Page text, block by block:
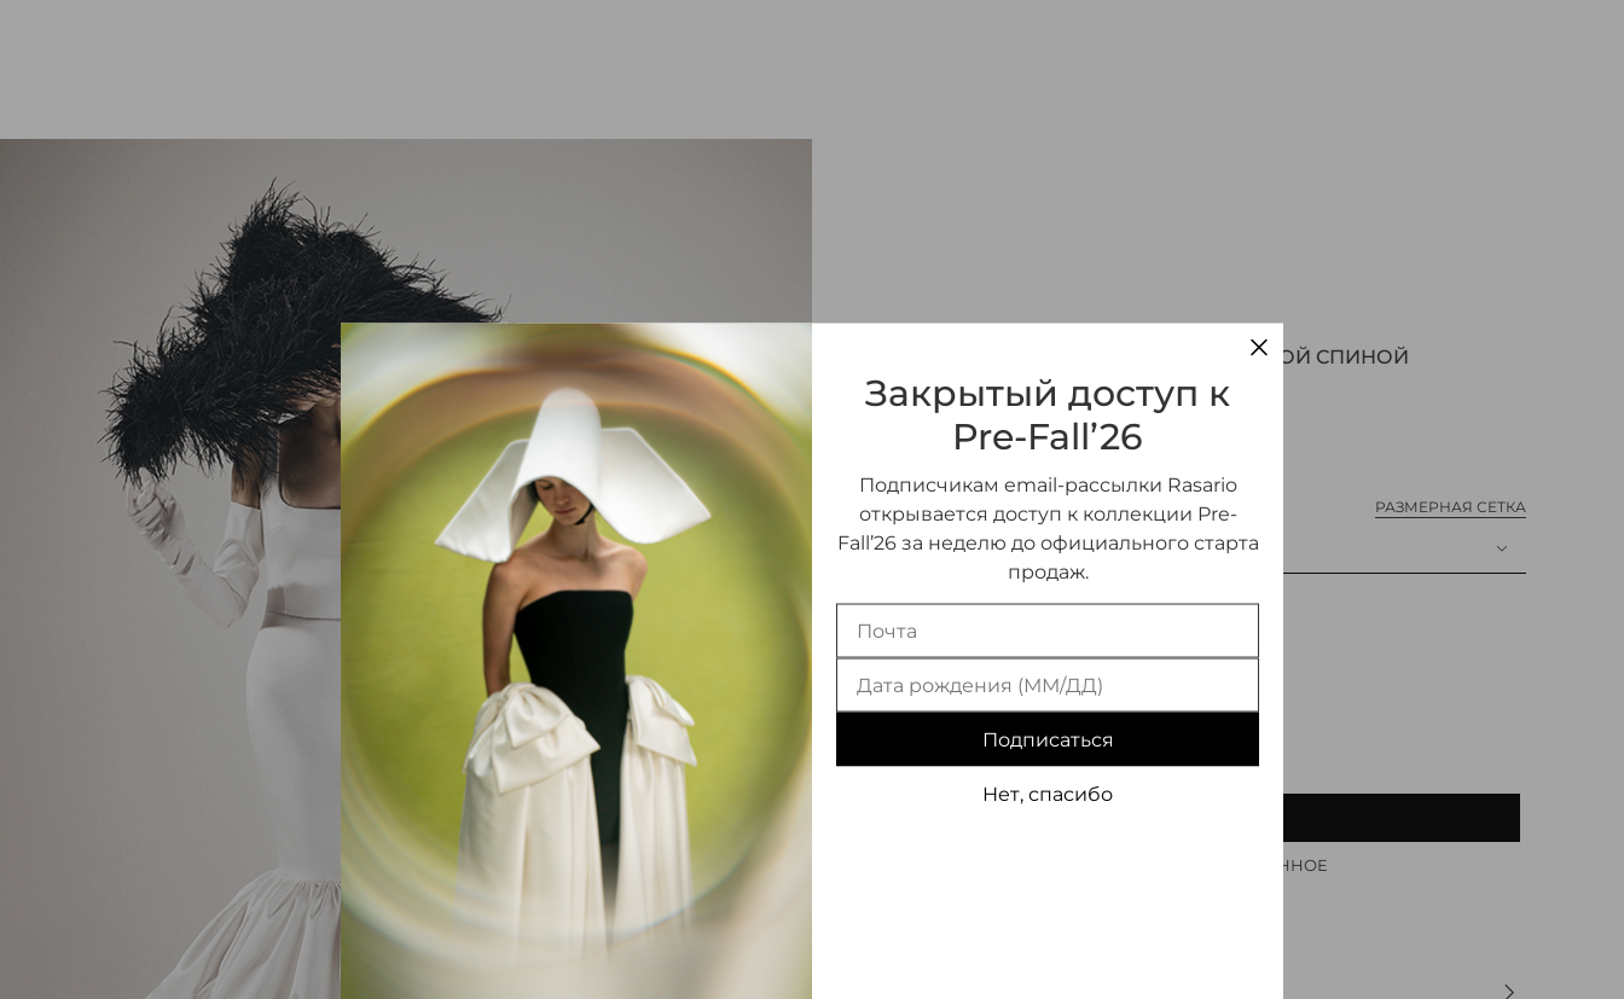
ПЛАТЬЕ МАКСИ ИЗ АТЛАСА С ОТКРЫТОЙ СПИНОЙ
650 000 ₽
РАЗМЕР РАЗМЕРНАЯ СЕТКА
34 (FR)(ОТСУТСТВУЕТ)
ДОБАВИТЬ В ИЗБРАННОЕ
Закрытый доступ к
Pre-Fall’26
Подписчикам email-рассылки Rasario
открывается доступ к коллекции Pre-
Fall’26 за неделю до официального старта
продаж.
Подписаться
Нет, спасибо